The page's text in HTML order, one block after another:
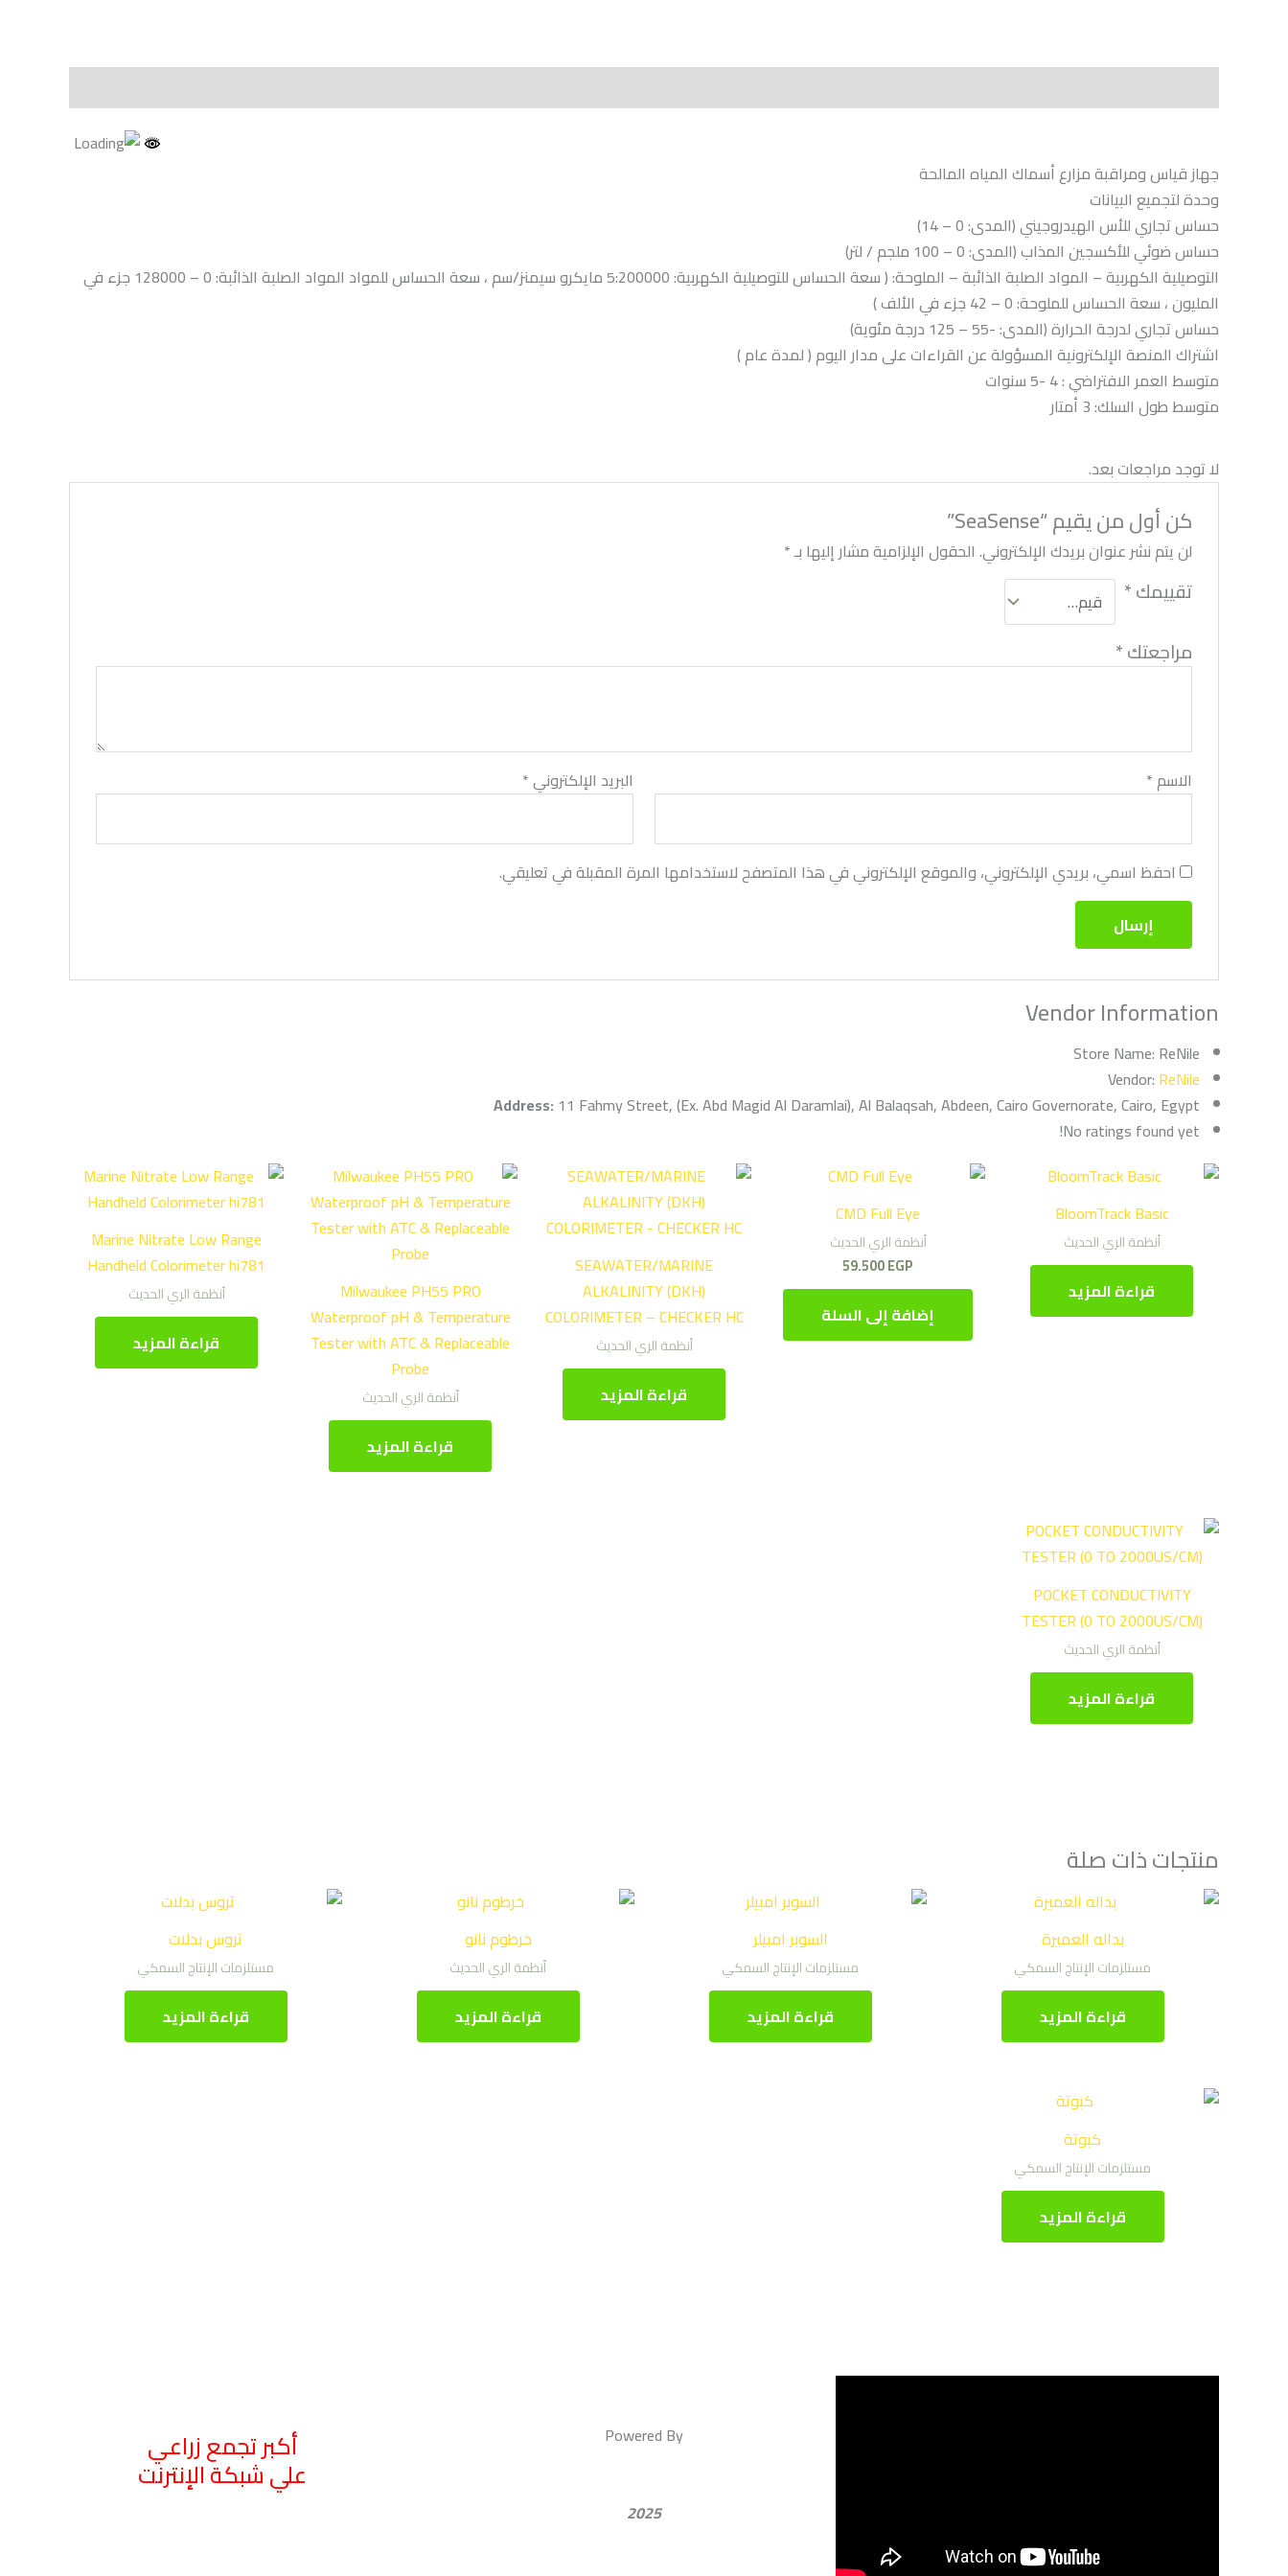
جهاز قياس ومراقبة مزارع أسماك المياه المالحة
وحدة لتجميع البيانات
حساس تجاري للأس الهيدروجيني (المدى: 0 – 14)
حساس ضوئي للأكسجين المذاب (المدى: 0 – 100 ملجم / لتر)
التوصيلية الكهربية – المواد الصلبة الذائبة – الملوحة: ( سعة الحساس للتوصيلية الكهربية: 5:200000 مايكرو سيمنز/سم ، سعة الحساس للمواد المواد الصلبة الذائبة: 0 – 128000 جزء في
المليون ، سعة الحساس للملوحة: 0 – 42 جزء في الألف )
حساس تجاري لدرجة الحرارة (المدى: -55 – 125 درجة مئوية)
اشتراك المنصة الإلكترونية المسؤولة عن القراءات على مدار اليوم ( لمدة عام )
متوسط العمر الافتراضي : 4 -5 سنوات
متوسط طول السلك: 3 أمتار
لا توجد مراجعات بعد.
كن أول من يقيم “SeaSense”
لن يتم نشر عنوان بريدك الإلكتروني. الحقول الإلزامية مشار إليها بـ*
تقييمك*
مراجعتك*
الاسم * البريد الإلكتروني*
احفظ اسمي، بريدي الإلكتروني، والموقع الإلكتروني في هذا المتصفح لاستخدامها المرة المقبلة في تعليقي.
Vendor Information
Store Name: ReNile
Vendor: ReNile
Address: 11 Fahmy Street, (Ex. Abd Magid Al Daramlai), Al Balaqsah, Abdeen, Cairo Governorate, Cairo, Egypt
No ratings found yet!
BloomTrack Basic
أنظمة الري الحديث
قراءة المزيد
CMD Full Eye
أنظمة الري الحديث
59.500EGP
إضافة إلى السلة
SEAWATER/MARINE
ALKALINITY (DKH)
COLORIMETER – CHECKER HC
أنظمة الري الحديث
قراءة المزيد
Milwaukee PH55 PRO
Waterproof pH & Temperature
Tester with ATC & Replaceable
Probe
أنظمة الري الحديث
قراءة المزيد
Marine Nitrate Low Range
Handheld Colorimeter hi781
أنظمة الري الحديث
قراءة المزيد
POCKET CONDUCTIVITY
TESTER (0 TO 2000US/CM)
أنظمة الري الحديث
قراءة المزيد
منتجات ذات صلة
بداله العميرة
مستلزمات الإنتاج السمكي
قراءة المزيد
السوبر امبيلر
مستلزمات الإنتاج السمكي
قراءة المزيد
خرطوم نانو
أنظمة الري الحديث
قراءة المزيد
تروس بدلات
مستلزمات الإنتاج السمكي
قراءة المزيد
كبوتة
مستلزمات الإنتاج السمكي
قراءة المزيد
Powered By
2025
أكبر تجمع زراعي
علي شبكة الإنترنت